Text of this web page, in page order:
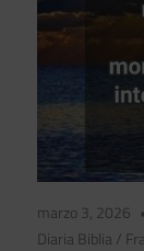
marzo 3, 2026
Diaria Biblia /